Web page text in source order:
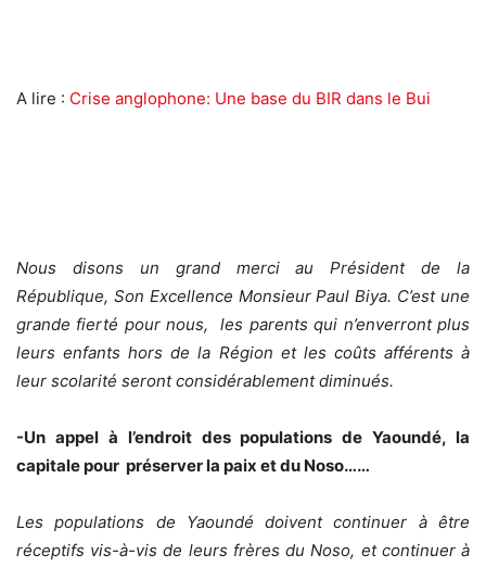
A lire : Crise anglophone: Une base du BIR dans le Bui
Nous disons un grand merci au Président de la
République, Son Excellence Monsieur Paul Biya. C’est une
grande fierté pour nous, les parents qui n’enverront plus
leurs enfants hors de la Région et les coûts afférents à
leur scolarité seront considérablement diminués.
-Un appel à l’endroit des populations de Yaoundé, la
capitale pour préserver la paix et du Noso……
Les populations de Yaoundé doivent continuer à être
réceptifs vis-à-vis de leurs frères du Noso, et continuer à